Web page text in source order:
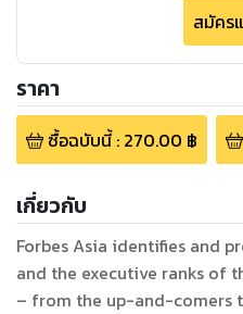
สมัคร
ราคา
ซื้อฉบับนี้: 270.00 ฿
เกี่ยวกับ
Forbes Asia identifies and
and the executive ranks of
– from the up-and-comers